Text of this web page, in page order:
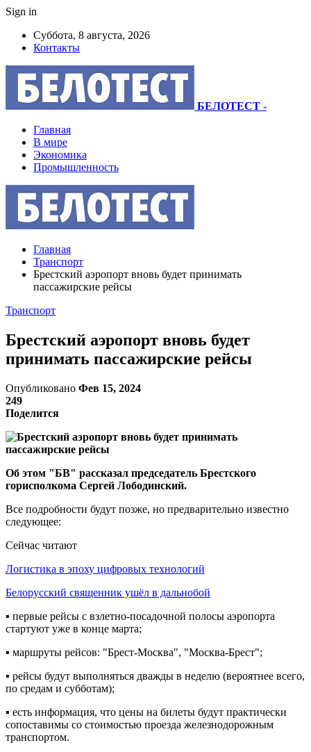
Sign in
Суббота, 8 августа, 2026
Контакты
БЕЛОТЕСТ -
Главная
В мире
Экономика
Промышленность
Главная
Транспорт
Брестский аэропорт вновь будет принимать
пассажирские рейсы
Транспорт
Брестский аэропорт вновь будет
принимать пассажирские рейсы
Опубликовано Фев 15, 2024
249
Поделится
Об этом "БВ" рассказал председатель Брестского
горисполкома Сергей Лободинский.
Все подробности будут позже, но предварительно известно
следующее:
Сейчас читают
Логистика в эпоху цифровых технологий
Белорусский священник ушёл в дальнобой
▪️ первые рейсы с взлетно-посадочной полосы аэропорта
стартуют уже в конце марта;
▪️ маршруты рейсов: "Брест-Москва", "Москва-Брест";
▪️ рейсы будут выполняться дважды в неделю (вероятнее всего,
по средам и субботам);
▪️ есть информация, что цены на билеты будут практически
сопоставимы со стоимостью проезда железнодорожным
транспортом.